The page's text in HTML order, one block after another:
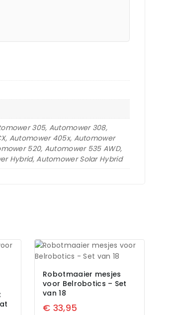
305, Automower 308,
Automower 405x, Automower
520, Automower 535 AWD,
Hybrid, Automower Solar Hybrid
Robotmaaier mesjes
voor Belrobotics – Set
van 18
€ 33,95